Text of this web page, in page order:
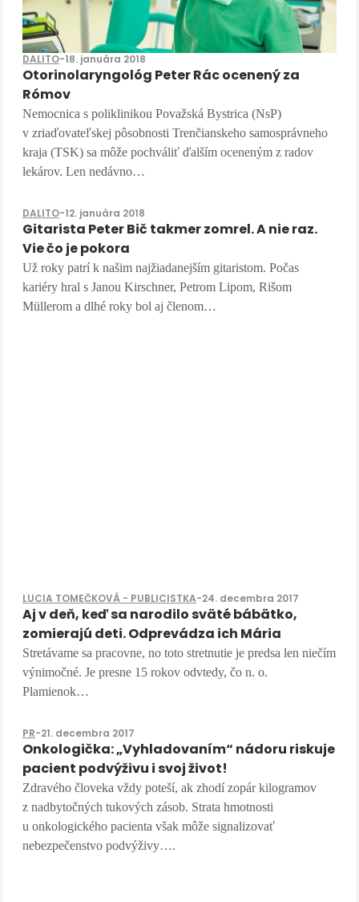
DALITO-18. januára 2018
Otorinolaryngológ Peter Rác ocenený za
Rómov
Nemocnica s poliklinikou Považská Bystrica (NsP)
v zriaďovateľskej pôsobnosti Trenčianskeho samosprávneho
kraja (TSK) sa môže pochváliť ďalším oceneným z radov
lekárov. Len nedávno…
DALITO-12. januára 2018
Gitarista Peter Bič takmer zomrel. A nie raz.
Vie čo je pokora
Už roky patrí k našim najžiadanejším gitaristom. Počas
kariéry hral s Janou Kirschner, Petrom Lipom, Rišom
Müllerom a dlhé roky bol aj členom…
LUCIA TOMEČKOVÁ - PUBLICISTKA-24. decembra 2017
Aj v deň, keď sa narodilo sväté bábätko,
zomierajú deti. Odprevádza ich Mária
Stretávame sa pracovne, no toto stretnutie je predsa len niečím
výnimočné. Je presne 15 rokov odvtedy, čo n. o.
Plamienok…
PR-21. decembra 2017
Onkologička: „Vyhladovaním“ nádoru riskuje
pacient podvýživu i svoj život!
Zdravého človeka vždy poteší, ak zhodí zopár kilogramov
z nadbytočných tukových zásob. Strata hmotnosti
u onkologického pacienta však môže signalizovať
nebezpečenstvo podvýživy….